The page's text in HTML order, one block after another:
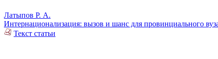
Латыпов Р. А.
Интернационализация: вызов и шанс для провинциального
Текст статьи